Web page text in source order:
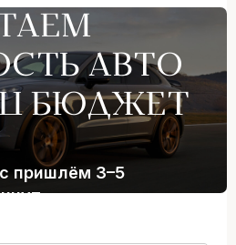
АВТО
БЮДЖЕТ
пришлём 3–5